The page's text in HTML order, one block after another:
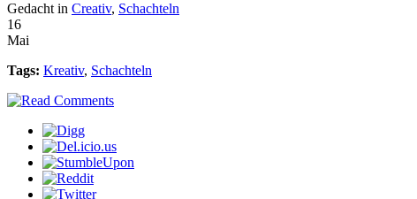
Gedacht in Creativ, Schachteln
16
Mai
Tags: Kreativ, Schachteln